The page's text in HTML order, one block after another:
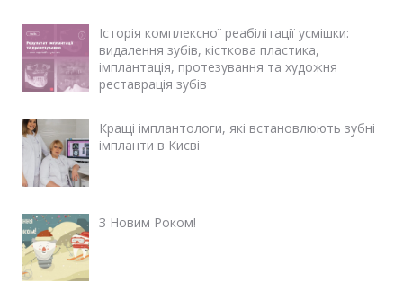
Історія комплексної реабілітації усмішки:
видалення зубів, кісткова пластика,
імплантація, протезування та художня
реставрація зубів
Кращі імплантологи, які встановлюють зубні
імпланти в Києві
З Новим Роком!